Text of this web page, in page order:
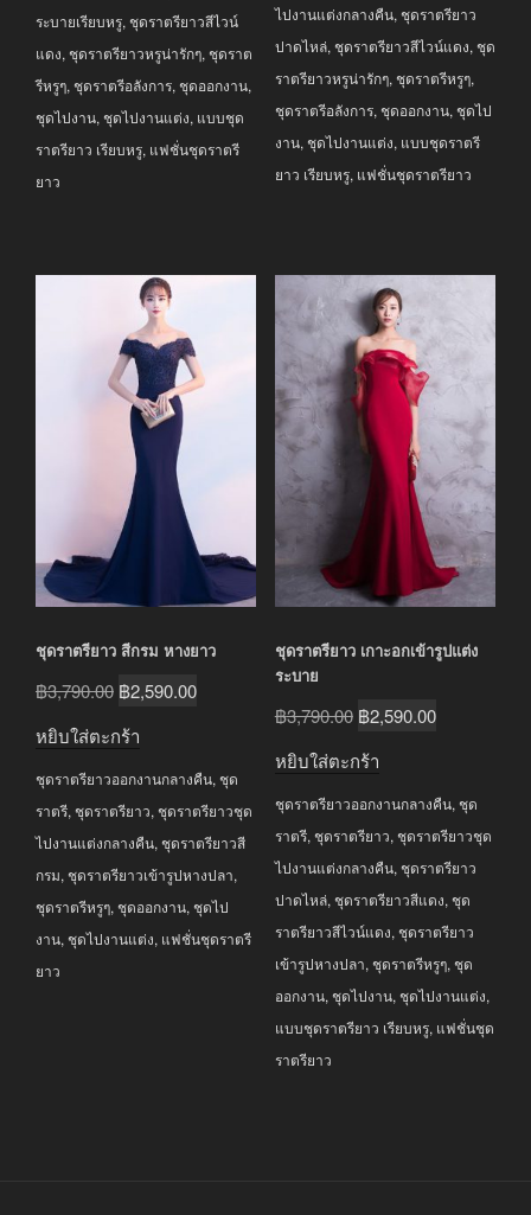
ระบายเรียบหรู, ชุดราตรียาวสีไวน์
แดง, ชุดราตรียาวหรูน่ารักๆ, ชุดราต
รีหรูๆ, ชุดราตรีอลังการ, ชุดออกงาน,
ชุดไปงาน, ชุดไปงานแต่ง, แบบชุด
ราตรียาว เรียบหรู, แฟชั่นชุดราตรี
ยาว
ไปงานแต่งกลางคืน, ชุดราตรียาว
ปาดไหล่, ชุดราตรียาวสีไวน์แดง, ชุด
ราตรียาวหรูน่ารักๆ, ชุดราตรีหรูๆ,
ชุดราตรีอลังการ, ชุดออกงาน, ชุดไป
งาน, ชุดไปงานแต่ง, แบบชุดราตรี
ยาว เรียบหรู, แฟชั่นชุดราตรียาว
ชุดราตรียาว สีกรม หางยาว
฿3,790.00 Original
฿3,790.00.
฿2,590.00Current
฿2,590.00.
หยิบใส่ตะกร้า
ชุดราตรียาวออกงานกลางคืน, ชุด
ราตรี, ชุดราตรียาว, ชุดราตรียาวชุด
ไปงานแต่งกลางคืน, ชุดราตรียาวสี
กรม, ชุดราตรียาวเข้ารูปหางปลา,
ชุดราตรีหรูๆ, ชุดออกงาน, ชุดไป
งาน, ชุดไปงานแต่ง, แฟชั่นชุดราตรี
ยาว
ชุดราตรียาว เกาะอกเข้ารูปแต่ง
ระบาย
฿3,790.00 Original
฿3,790.00.
฿2,590.00Current
฿2,590.00.
หยิบใส่ตะกร้า
ชุดราตรียาวออกงานกลางคืน, ชุด
ราตรี, ชุดราตรียาว, ชุดราตรียาวชุด
ไปงานแต่งกลางคืน, ชุดราตรียาว
ปาดไหล่, ชุดราตรียาวสีแดง, ชุด
ราตรียาวสีไวน์แดง, ชุดราตรียาว
เข้ารูปหางปลา, ชุดราตรีหรูๆ, ชุด
ออกงาน, ชุดไปงาน, ชุดไปงานแต่ง,
แบบชุดราตรียาว เรียบหรู, แฟชั่นชุด
ราตรียาว